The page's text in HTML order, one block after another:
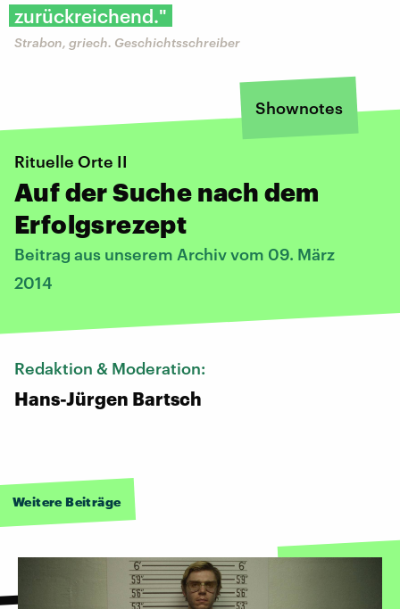
zurückreichend."
Strabon, griech. Geschichtsschreiber
Shownotes
​Rituelle Orte II
Auf der Suche nach dem
Erfolgsrezept
Beitrag aus unserem Archiv vom 09. März
2014
Redaktion & Moderation:
Hans-Jürgen Bartsch
Weitere Beiträge